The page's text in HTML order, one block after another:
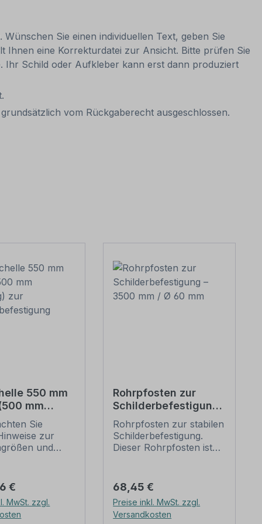
Sie einen individuellen Text, geben Sie
Ihnen eine Korrekturdatei zur Ansicht. Bitte prüfen Sie
Ihr Schild oder Aufkleber kann erst dann produziert
vom Rückgaberecht ausgeschlossen.
550 mm
mm
zurSie
zur
und
nach der
stellen die
Preis:
€
MwSt. zzgl.
Rohrpfosten zur
Schilderbefestigung
– 3500 mm / Ø 60
mm
Rohrpfosten zur stabilen
Schilderbefestigung.
Dieser Rohrpfosten ist
60 mm geeignet.
Merkmale dieses
Rohrpfostens:
Ausführung: Stahl,
Regulärer Preis:
68,45 €
Preise inkl. MwSt. zzgl.
Versandkosten